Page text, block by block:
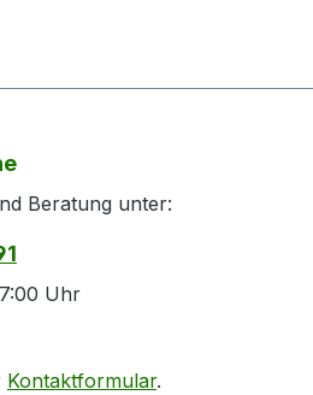
Beratung unter:
Uhr
Kontaktformular.